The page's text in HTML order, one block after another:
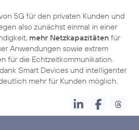
5G für den privaten Kunden und
also zunächst einmal in einer
mehr Netzkapazitäten für
Anwendungen sowie extrem
für die Echtzeitkommunikation.
Smart Devices und intelligenter